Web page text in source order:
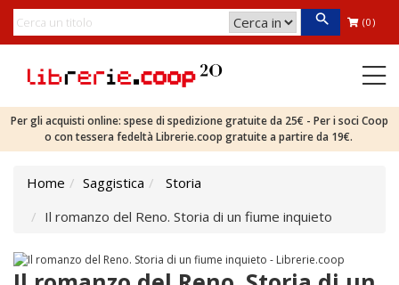
(0)
Per gli acquisti online: spese di spedizione gratuite da 25€ - Per i soci Coop
o con tessera fedeltà Librerie.coop gratuite a partire da 19€.
Home Saggistica
Storia
Il romanzo del Reno. Storia di un fiume inquieto